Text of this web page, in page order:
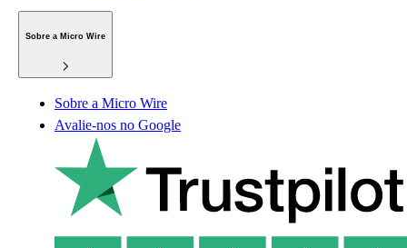
Sobre a Micro Wire
Sobre a Micro Wire
Avalie-nos no Google